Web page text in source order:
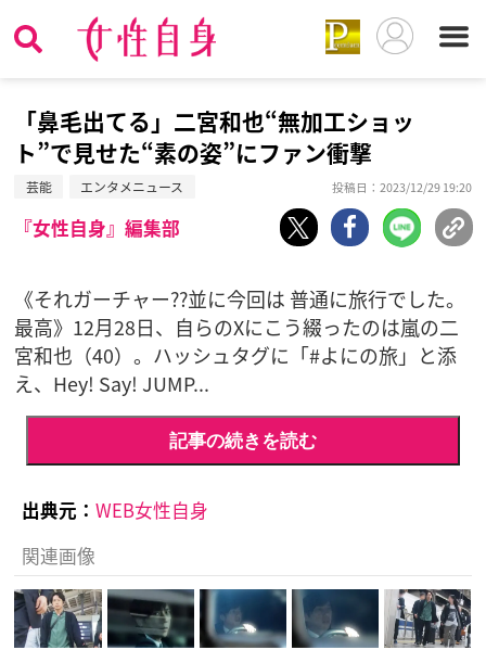
「鼻毛出てる」二宮和也“無加工ショッ
ト”で見せた“素の姿”にファン衝撃
芸能 エンタメニュース 投稿日：2023/12/29 19:20
『女性自身』編集部
《それガーチャー??並に今回は 普通に旅行でした。
最高》12月28日、自らのXにこう綴ったのは嵐の二
宮和也（40）。ハッシュタグに「#よにの旅」と添
え、Hey! Say! JUMP...
記事の続きを読む
出典元： WEB女性自身
関連画像